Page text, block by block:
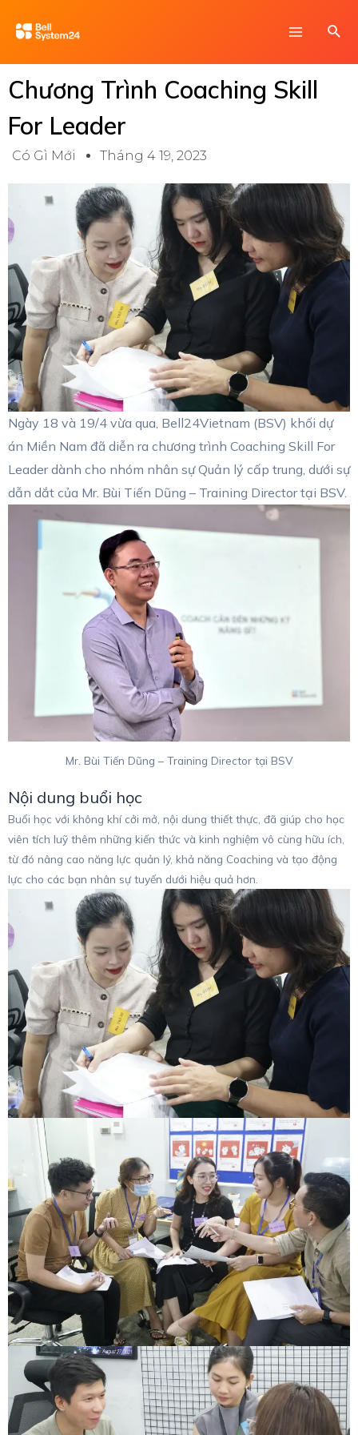
Chương Trình Coaching Skill
For Leader
Có Gì Mới Tháng 4 19, 2023
Ngày 18 và 19/4 vừa qua, Bell24Vietnam (BSV) khối dự
án Miền Nam đã diễn ra chương trình Coaching Skill For
Leader dành cho nhóm nhân sự Quản lý cấp trung, dưới sự
dẫn dắt của Mr. Bùi Tiến Dũng – Training Director tại BSV.
Mr. Bùi Tiến Dũng – Training Director tại BSV
Nội dung buổi học
Buổi học với không khí cởi mở, nội dung thiết thực, đã giúp cho học
viên tích luỹ thêm những kiến thức và kinh nghiệm vô cùng hữu ích,
từ đó nâng cao năng lực quản lý, khả năng Coaching và tạo động
lực cho các bạn nhân sự tuyến dưới hiệu quả hơn.